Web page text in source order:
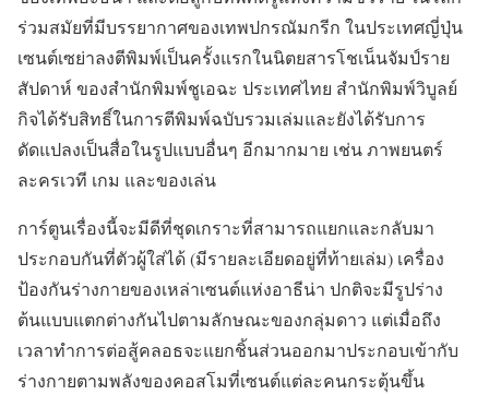
ร่วมสมัยที่มีบรรยากาศของเทพปกรณัมกรีก ในประเทศญี่ปุ่น
เซนต์เซย่าลงตีพิมพ์เป็นครั้งแรกในนิตยสารโชเน็นจัมป์ราย
สัปดาห์ ของสำนักพิมพ์ชูเอฉะ ประเทศไทย สำนักพิมพ์วิบูลย์
กิจได้รับสิทธิ์ในการตีพิมพ์ฉบับรวมเล่มและยังได้รับการ
ดัดแปลงเป็นสื่อในรูปแบบอื่นๆ อีกมากมาย เช่น ภาพยนตร์
ละครเวที เกม และของเล่น
การ์ตูนเรื่องนี้จะมีดีที่ชุดเกราะที่สามารถแยกและกลับมา
ประกอบกันที่ตัวผู้ใส่ได้ (มีรายละเอียดอยู่ที่ท้ายเล่ม) เครื่อง
ป้องกันร่างกายของเหล่าเซนต์แห่งอาธีน่า ปกติจะมีรูปร่าง
ต้นแบบแตกต่างกันไปตามลักษณะของกลุ่มดาว แต่เมื่อถึง
เวลาทำการต่อสู้คลอธจะแยกชิ้นส่วนออกมาประกอบเข้ากับ
ร่างกายตามพลังของคอสโมที่เซนต์แต่ละคนกระตุ้นขึ้น